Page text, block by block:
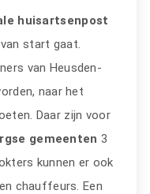
huisartsenpost
van start gaat.
van Heusden-
naar het
Daar zijn voor
gemeenten 3
kunnen er ook
chauffeurs. Een